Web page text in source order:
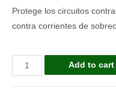
Protege los circuitos
contra corrientes de
INTERRUPTOR
AUT.DZ158
Add to cart